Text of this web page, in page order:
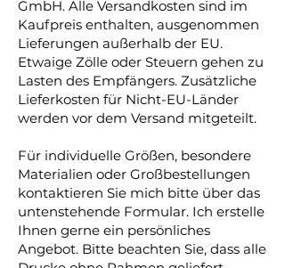
GmbH. Alle Versandkosten sind im
Kaufpreis enthalten, ausgenommen
Lieferungen außerhalb der EU.
Etwaige Zölle oder Steuern gehen zu
Lasten des Empfängers. Zusätzliche
Lieferkosten für Nicht-EU-Länder
werden vor dem Versand mitgeteilt.
Für individuelle Größen, besondere
Materialien oder Großbestellungen
kontaktieren Sie mich bitte über das
untenstehende Formular. Ich erstelle
Ihnen gerne ein persönliches
Angebot. Bitte beachten Sie, dass alle